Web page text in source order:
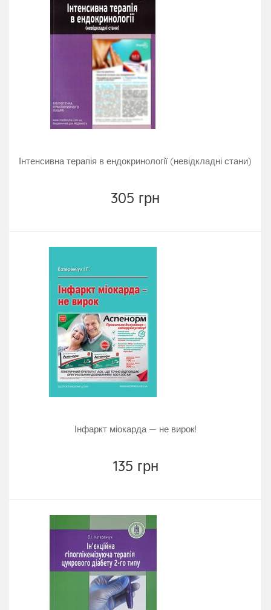
Інтенсивна терапія в ендокринології (невідкладні стани)
305 грн
Інфаркт міокарда — не вирок!
135 грн